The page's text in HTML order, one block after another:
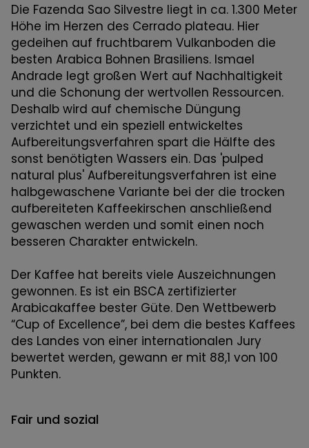
Die Fazenda Sao Silvestre liegt in ca. 1.300 Meter
Höhe im Herzen des Cerrado plateau. Hier
gedeihen auf fruchtbarem Vulkanboden die
besten Arabica Bohnen Brasiliens. Ismael
Andrade legt großen Wert auf Nachhaltigkeit
und die Schonung der wertvollen Ressourcen.
Deshalb wird auf chemische Düngung
verzichtet und ein speziell entwickeltes
Aufbereitungsverfahren spart die Hälfte des
sonst benötigten Wassers ein. Das 'pulped
natural plus' Aufbereitungsverfahren ist eine
halbgewaschene Variante bei der die trocken
aufbereiteten Kaffeekirschen anschließend
gewaschen werden und somit einen noch
besseren Charakter entwickeln.
Der Kaffee hat bereits viele Auszeichnungen
gewonnen. Es ist ein BSCA zertifizierter
Arabicakaffee bester Güte. Den Wettbewerb
“Cup of Excellence”, bei dem die bestes Kaffees
des Landes von einer internationalen Jury
bewertet werden, gewann er mit 88,1 von 100
Punkten.
Fair und sozial